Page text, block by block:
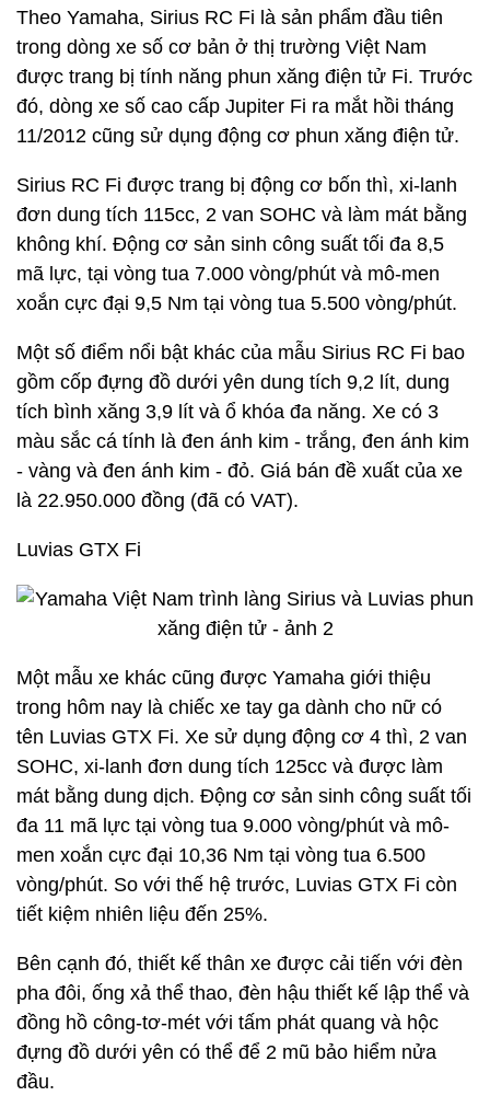
Theo Yamaha, Sirius RC Fi là sản phẩm đầu tiên
trong dòng xe số cơ bản ở thị trường Việt Nam
được trang bị tính năng phun xăng điện tử Fi. Trước
đó, dòng xe số cao cấp Jupiter Fi ra mắt hồi tháng
11/2012 cũng sử dụng động cơ phun xăng điện tử.
Sirius RC Fi được trang bị động cơ bốn thì, xi-lanh
đơn dung tích 115cc, 2 van SOHC và làm mát bằng
không khí. Động cơ sản sinh công suất tối đa 8,5
mã lực, tại vòng tua 7.000 vòng/phút và mô-men
xoắn cực đại 9,5 Nm tại vòng tua 5.500 vòng/phút.
Một số điểm nổi bật khác của mẫu Sirius RC Fi bao
gồm cốp đựng đồ dưới yên dung tích 9,2 lít, dung
tích bình xăng 3,9 lít và ổ khóa đa năng. Xe có 3
màu sắc cá tính là đen ánh kim - trắng, đen ánh kim
- vàng và đen ánh kim - đỏ. Giá bán đề xuất của xe
là 22.950.000 đồng (đã có VAT).
Luvias GTX Fi
Một mẫu xe khác cũng được Yamaha giới thiệu
trong hôm nay là chiếc xe tay ga dành cho nữ có
tên Luvias GTX Fi. Xe sử dụng động cơ 4 thì, 2 van
SOHC, xi-lanh đơn dung tích 125cc và được làm
mát bằng dung dịch. Động cơ sản sinh công suất tối
đa 11 mã lực tại vòng tua 9.000 vòng/phút và mô-
men xoắn cực đại 10,36 Nm tại vòng tua 6.500
vòng/phút. So với thế hệ trước, Luvias GTX Fi còn
tiết kiệm nhiên liệu đến 25%.
Bên cạnh đó, thiết kế thân xe được cải tiến với đèn
pha đôi, ống xả thể thao, đèn hậu thiết kế lập thể và
đồng hồ công-tơ-mét với tấm phát quang và hộc
đựng đồ dưới yên có thể để 2 mũ bảo hiểm nửa
đầu.